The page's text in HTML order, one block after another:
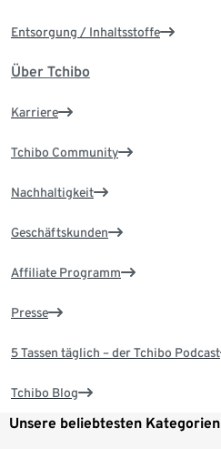
Entsorgung / Inhaltsstoffe
Über Tchibo
Karriere
Tchibo Community
Nachhaltigkeit
Geschäftskunden
Affiliate Programm
Presse
5 Tassen täglich – der Tchibo Podcast
Tchibo Blog
Unsere beliebtesten Kategorien